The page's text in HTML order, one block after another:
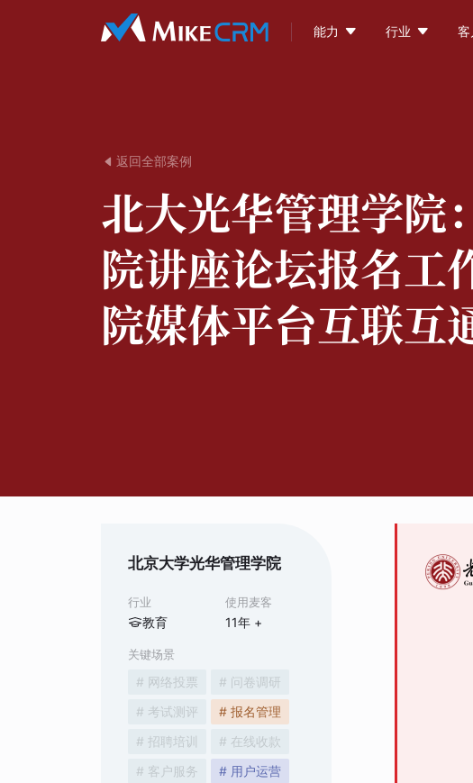
能力  行业  客
 返回全部案例
北大光华管理学院：
院讲座论坛报名工
院媒体平台互联互
北京大学光华管理学院
行业
教育
使用麦客
11年 +
关键场景
# 网络投票
# 问卷调研
# 考试测评
# 报名管理
# 招聘培训
# 在线收款
# 客户服务
# 用户运营